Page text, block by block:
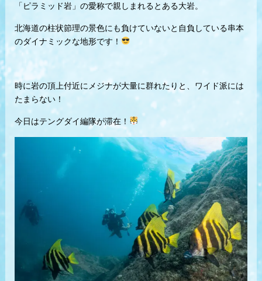
「ピラミッド岩」の愛称で親しまれるとある大岩。
北海道の柱状節理の景色にも負けていないと自負している串本
のダイナミックな地形です！
時に岩の頂上付近にメジナが大量に群れたりと、ワイド派には
たまらない！
今日はテングダイ編隊が滞在！